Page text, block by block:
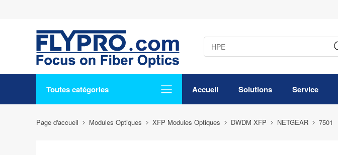
Toutes catégories Accueil Solutions Service
Page d'accueil Modules Optiques XFP Modules Optiques DWDM XFP NETGEAR 7501